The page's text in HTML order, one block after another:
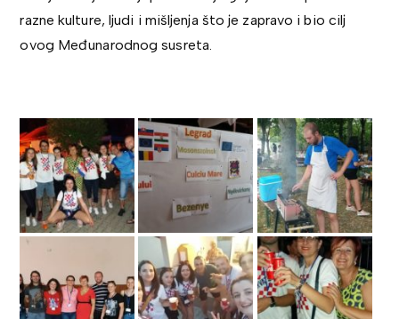
razne kulture, ljudi i mišljenja što je zapravo i bio cilj
ovog Međunarodnog susreta.